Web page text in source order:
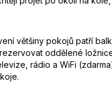
většiny pokojů patří
oddělené
rádio a WiFi